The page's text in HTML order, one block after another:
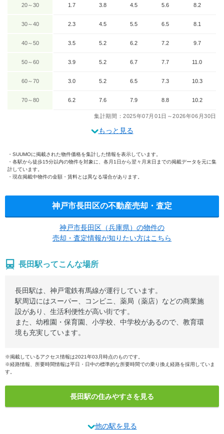
20～30 1.7 3.8 4.5 5.6 8.2
30～40 2.3 4.5 5.5 6.5 8.1
40～50 3.5 5.2 6.2 7.2 9.7
50～60 3.9 5.2 6.7 7.7 11.0
60～70 3.0 5.2 6.5 7.3 10.3
70～80 6.2 7.6 7.9 8.8 10.2
集計期間：2025年07月01日～2026年06月30日
もっと見る
SUUMOに掲載された物件価格を集計した情報を表示しています。
各駅から徒歩15分以内の物件を対象に、各月1日から翌々月末日までの掲載データを元に集
計しています。
現在掲載中物件の金額・賃料とは異なる場合があります。
神戸市長田区の不動産売却・査定
神戸市長田区（兵庫県）の物件の
売却・査定情報が知りたい方はこちら
長田駅ってこんな場所
長田駅は、神戸電鉄有馬線が運行しています。
駅周辺にはスーパー、コンビニ、薬局（薬店）などの商業施
設があり、生活利便性が高い街です。
また、幼稚園・保育園、小学校、中学校があるので、教育環
境も充実しています。
※掲載しているアクセス情報は2021年03月時点のものです。
※経路情報、所要時間情報は平日・日中の標準的な所要時間での乗り換え経路を採用していま
す。
長田駅の住みやすさを見る
他の駅を見る